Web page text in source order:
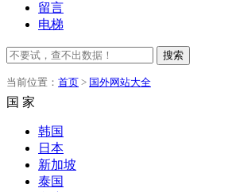
留言
电梯
搜索
当前位置： 首页 > 国外网站大全
国 家
韩国
日本
新加坡
泰国